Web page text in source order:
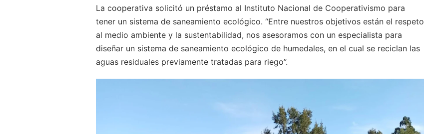
La cooperativa solicitó un préstamo al Instituto Nacional de Cooperativismo para
tener un sistema de saneamiento ecológico. “Entre nuestros objetivos están el respeto
al medio ambiente y la sustentabilidad, nos asesoramos con un especialista para
diseñar un sistema de saneamiento ecológico de humedales, en el cual se reciclan las
aguas residuales previamente tratadas para riego”.